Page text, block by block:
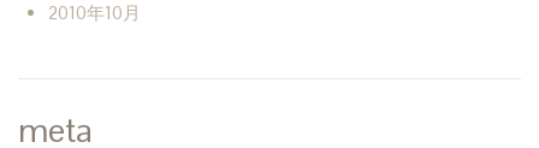
2010年10月
meta